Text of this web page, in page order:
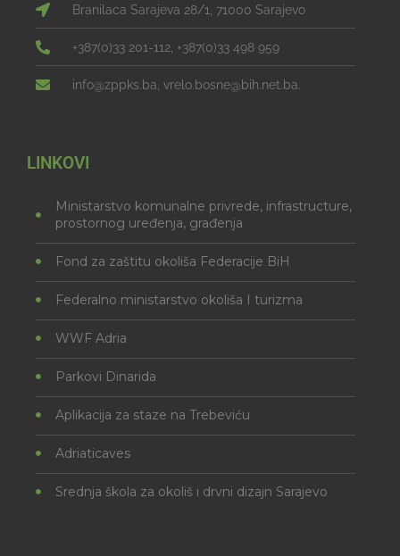
Branilaca Sarajeva 28/1, 71000 Sarajevo
+387(0)33 201-112, +387(0)33 498 959
info@zppks.ba, vrelo.bosne@bih.net.ba.
LINKOVI
Ministarstvo komunalne privrede, infrastructure,
prostornog uređenja, građenja
Fond za zaštitu okoliša Federacije BiH
Federalno ministarstvo okoliša I turizma
WWF Adria
Parkovi Dinarida
Aplikacija za staze na Trebeviću
Adriaticaves
Srednja škola za okoliš i drvni dizajn Sarajevo